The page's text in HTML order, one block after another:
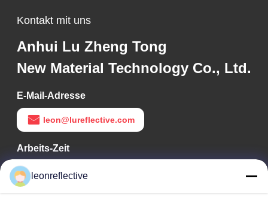
Kontakt mit uns
Anhui Lu Zheng Tong
New Material Technology Co., Ltd.
E-Mail-Adresse
leon@lureflective.com
Arbeits-Zeit
9:00-18:00
Unsere Adresse
leonreflective